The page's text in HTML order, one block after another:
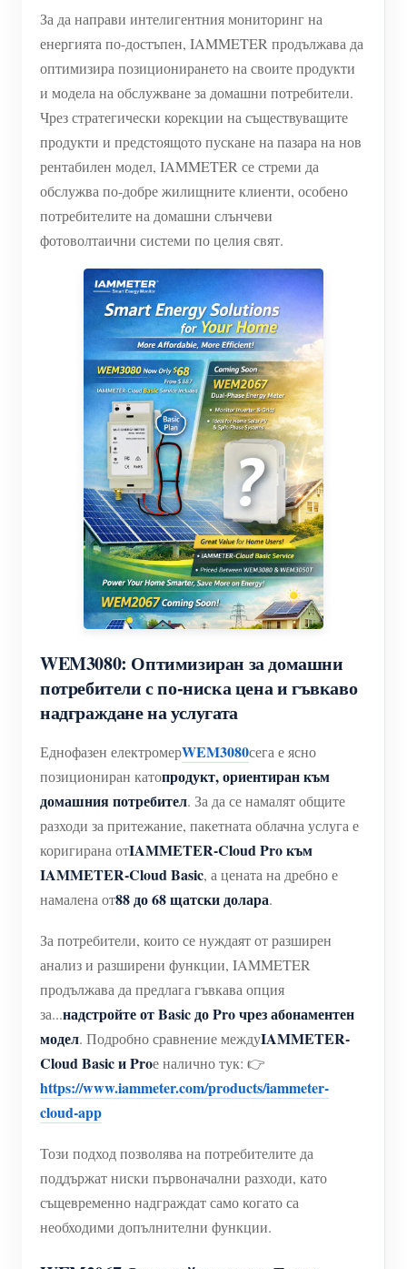
IAMMETER Cloud Pro
Услуга за самостоятелно хостване
IAMMETER Симулатор
Виртуален измервателен уред
Система за енергийно прогнозиране и симулация
Приложения
Енергиен монитор на слънчева фотоволтаична
система
Монитор за потребление на електроенергия
Система за управление на PV нагревател
Домашна автоматизация
Фабричен енергиен мониторинг
Магазин
Ресурси
Бърз старт на продукта
Документ
Обучително видео
ЧЗВ
Новини
Блогове
Общност
Програма за сътрудници
Принос към съдържанието
Технически принос
Точки за награди
форум
Разработчик
Разгледайте
Програма за награди
Контакт
За нас
За да направи интелигентния мониторинг на
енергията по-достъпен, IAMMETER продължава да
оптимизира позиционирането на своите продукти
и модела на обслужване за домашни потребители.
Чрез стратегически корекции на съществуващите
продукти и предстоящото пускане на пазара на нов
рентабилен модел, IAMMETER се стреми да
обслужва по-добре жилищните клиенти, особено
потребителите на домашни слънчеви
фотоволтаични системи по целия свят.
WEM3080: Оптимизиран за домашни
потребители с по-ниска цена и гъвкаво
надграждане на услугата
Еднофазен електромерWEM3080сега е ясно
позициониран катопродукт, ориентиран към
домашния потребител. За да се намалят общите
разходи за притежание, пакетната облачна услуга е
коригирана отIAMMETER-Cloud Pro към
IAMMETER-Cloud Basic, а цената на дребно е
намалена от88 до 68 щатски долара.
За потребители, които се нуждаят от разширен
анализ и разширени функции, IAMMETER
продължава да предлага гъвкава опция
за...надстройте от Basic до Pro чрез абонаментен
модел. Подробно сравнение междуIAMMETER-
Cloud Basic и Proе налично тук: 👉
https://www.iammeter.com/products/iammeter-
cloud-app
Този подход позволява на потребителите да
поддържат ниски първоначални разходи, като
същевременно надграждат само когато са
необходими допълнителни функции.